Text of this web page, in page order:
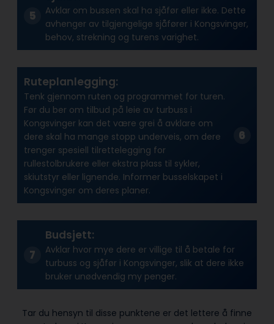
Avklar om bussen skal ha sjåfør eller ikke. Dette
avhenger av tilgjengelige sjåfører i Kongsvinger,
behov, strekning og turens varighet.
Ruteplanlegging:
Tenk gjennom ruten og programmet for turen.
Før du ber om tilbud på leie av turbuss i
Kongsvinger kan det være grei å avklare om
dere skal ha mange stopp underveis, om dere
trenger spesiell tilrettelegging for
rullestolbrukere eller ekstra plass til sykler,
skiutstyr eller lignende. Informer busselskapet i
Kongsvinger om deres planer.
Budsjett:
Avklar hvor mye dere er villige til å betale for
turbuss og sjåfør i Kongsvinger, slik at dere ikke
bruker unødvendig my penger.
Tar du hensyn til disse punktene er det lettere å finne